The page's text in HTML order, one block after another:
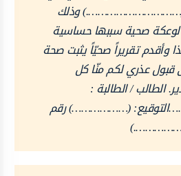
(………………………….) وذلك
صحية سببها حساسية
وأقدم تقريراً صحيّاً يثبت صحة
قبول عذري لكم منّا كل
الطالب / الطالبة :
(………………) رقم